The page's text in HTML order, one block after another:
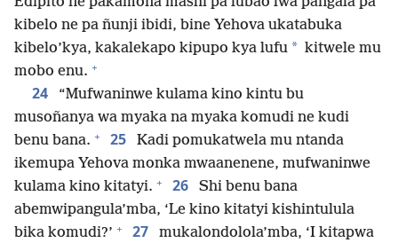
kibelo ne pa ñunji ibidi, bine Yehova ukatabuka
kibelo’kya, kakalekapo kipupo kya lufu * kitwele mu
mobo enu. +
24
“Mufwaninwe kulama kino kintu bu
musoñanya wa myaka na myaka komudi ne kudi
benu bana. + 25
Kadi pomukatwela mu ntanda
ikemupa Yehova monka mwaanenene, mufwaninwe
kulama kino kitatyi. + 26
Shi benu bana
abemwipangula’mba, ‘Le kino kitatyi kishintulula
bika komudi?’ + 27
mukalondolola’mba, ‘I kitapwa